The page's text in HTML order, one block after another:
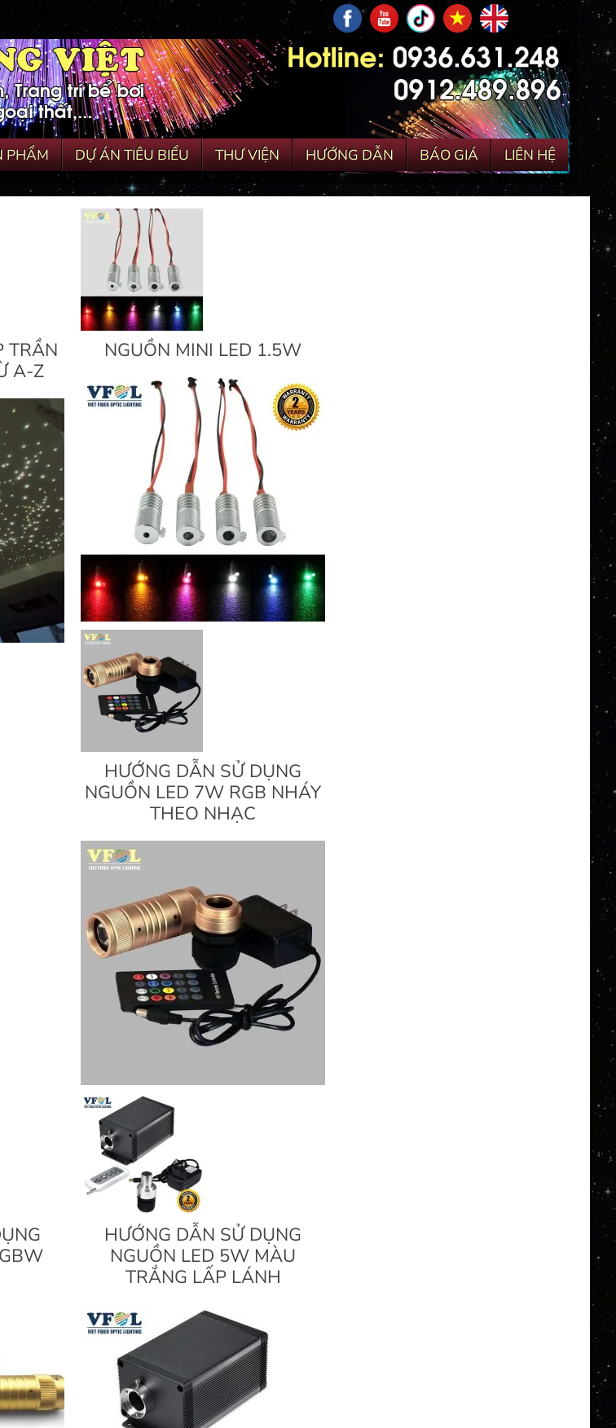
PHẨM DỰ ÁN TIÊU BIỂU THƯ VIỆN HƯỚNG DẪN BÁO GIÁ LIÊN HỆ
TRẦN
A-Z
NGUỒN MINI LED 1.5W
HƯỚNG DẪN SỬ DỤNG
NGUỒN LED 7W RGB NHÁY
THEO NHẠC
HƯỚNG DẪN SỬ DỤNG
NGUỒN LED 5W MÀU
TRẮNG LẤP LÁNH